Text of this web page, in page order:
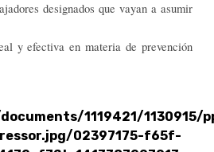
designados que vayan a asumir
y efectiva en materia de prevención